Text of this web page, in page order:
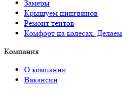
Замеры
Крышуем пингвинов
Ремонт тентов
Комфорт на колесах.
Компания
О компании
Вакансии